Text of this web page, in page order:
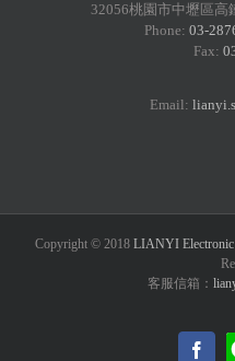
32056桃園市中壢區高
Phone: 03-
Fax:
Email:
Copyright © 2018 LIANYI Electronic
客服信箱：